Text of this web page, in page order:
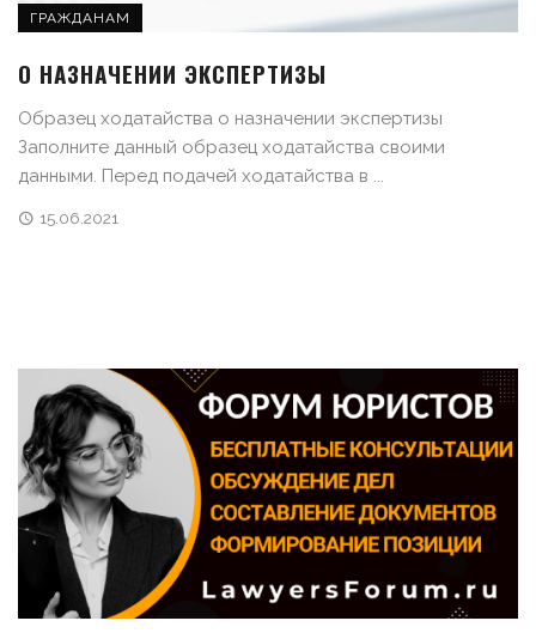
ГРАЖДАНАМ
О НАЗНАЧЕНИИ ЭКСПЕРТИЗЫ
Образец ходатайства о назначении экспертизы
Заполните данный образец ходатайства своими
данными. Перед подачей ходатайства в ...
15.06.2021